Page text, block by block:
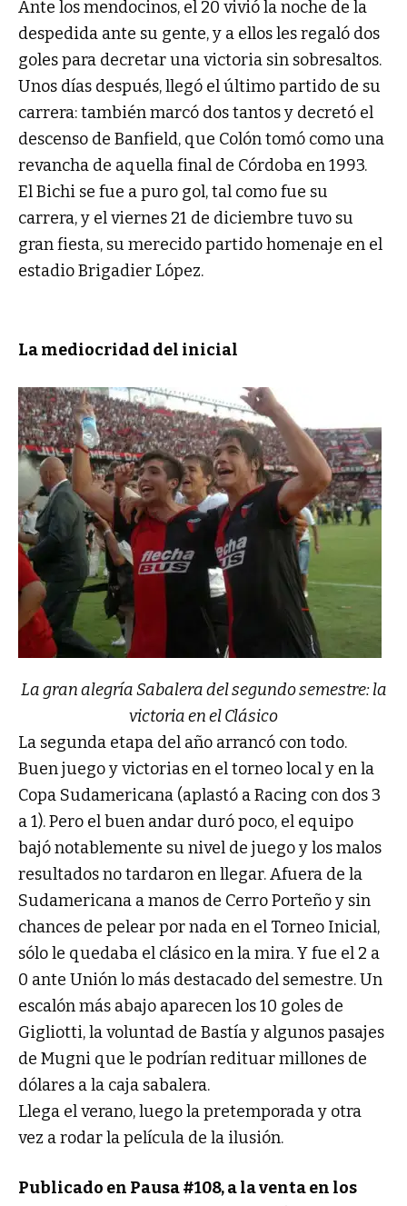
Ante los mendocinos, el 20 vivió la noche de la
despedida ante su gente, y a ellos les regaló dos
goles para decretar una victoria sin sobresaltos.
Unos días después, llegó el último partido de su
carrera: también marcó dos tantos y decretó el
descenso de Banfield, que Colón tomó como una
revancha de aquella final de Córdoba en 1993.
El Bichi se fue a puro gol, tal como fue su
carrera, y el viernes 21 de diciembre tuvo su
gran fiesta, su merecido partido homenaje en el
estadio Brigadier López.
La mediocridad del inicial
La gran alegría Sabalera del segundo semestre: la
victoria en el Clásico
La segunda etapa del año arrancó con todo.
Buen juego y victorias en el torneo local y en la
Copa Sudamericana (aplastó a Racing con dos 3
a 1). Pero el buen andar duró poco, el equipo
bajó notablemente su nivel de juego y los malos
resultados no tardaron en llegar. Afuera de la
Sudamericana a manos de Cerro Porteño y sin
chances de pelear por nada en el Torneo Inicial,
sólo le quedaba el clásico en la mira. Y fue el 2 a
0 ante Unión lo más destacado del semestre. Un
escalón más abajo aparecen los 10 goles de
Gigliotti, la voluntad de Bastía y algunos pasajes
de Mugni que le podrían redituar millones de
dólares a la caja sabalera.
Llega el verano, luego la pretemporada y otra
vez a rodar la película de la ilusión.
Publicado en Pausa #108, a la venta en los